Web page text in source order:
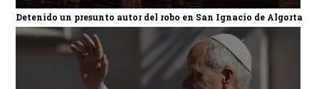
Detenido un presunto autor del robo en San Ignacio de Algorta